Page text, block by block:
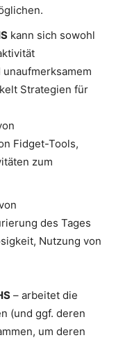
kann sich sowohl
Strategien für
Fidget-Tools,
zum
des Tages
Nutzung von
– arbeitet die
(und ggf. deren
um deren